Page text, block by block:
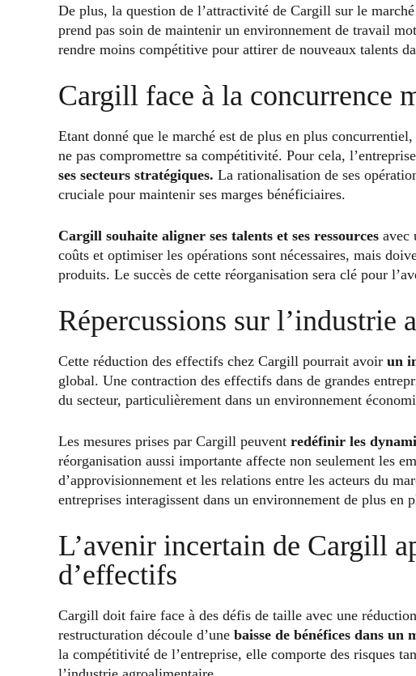
De plus, la question de l’attractivité de Cargill sur le
prend pas soin de maintenir un environnement de travail
rendre moins compétitive pour attirer de nouveaux talents
Cargill face à la concurrence
Etant donné que le marché est de plus en plus
ne pas compromettre sa compétitivité. Pour cela,
ses secteurs stratégiques. La rationalisation de ses
cruciale pour maintenir ses marges bénéficiaires.
Cargill souhaite aligner ses talents et ses ressources avec
coûts et optimiser les opérations sont nécessaires, mais
produits. Le succès de cette réorganisation sera clé pour
Répercussions sur l’industrie
Cette réduction des effectifs chez Cargill pourrait avoir un
global. Une contraction des effectifs dans de grandes
du secteur, particulièrement dans un environnement
Les mesures prises par Cargill peuvent redéfinir les
réorganisation aussi importante affecte non seulement les
d’approvisionnement et les relations entre les acteurs du
entreprises interagissent dans un environnement de plus en
L’avenir incertain de Cargill
d’effectifs
Cargill doit faire face à des défis de taille avec une
restructuration découle d’une baisse de bénéfices dans un
la compétitivité de l’entreprise, elle comporte des risques